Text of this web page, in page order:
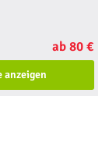
ab 80 €
anzeigen